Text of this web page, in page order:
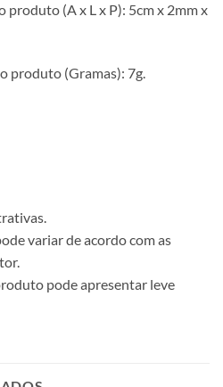
produto (A x L x P): 5cm x 2mm x
produto (Gramas): 7g.
variar de acordo com as
pode apresentar leve